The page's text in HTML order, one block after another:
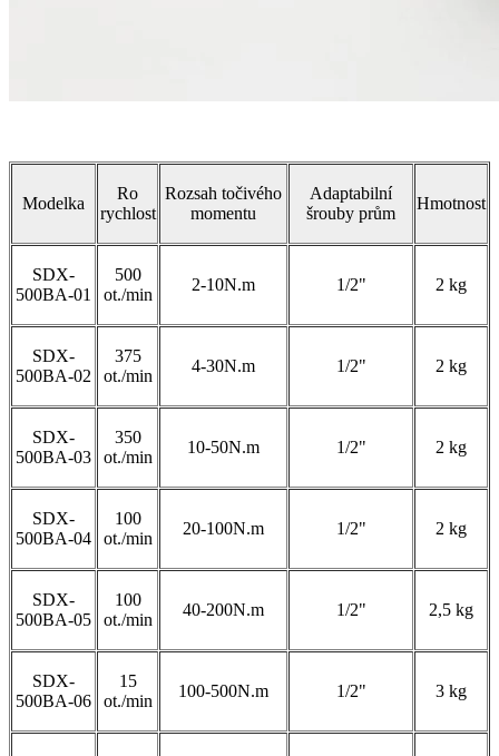
Modelka
Ro
rychlost
Rozsah točivého
momentu
Adaptabilní
šrouby prům
Hmotnost
SDX-
500BA-01
500
ot./min
2-10N.m 1/2" 2 kg
SDX-
500BA-02
375
ot./min
4-30N.m 1/2" 2 kg
SDX-
500BA-03
350
ot./min
10-50N.m 1/2" 2 kg
SDX-
500BA-04
100
ot./min
20-100N.m 1/2" 2 kg
SDX-
500BA-05
100
ot./min
40-200N.m 1/2" 2,5 kg
SDX-
500BA-06
15
ot./min
100-500N.m 1/2" 3 kg